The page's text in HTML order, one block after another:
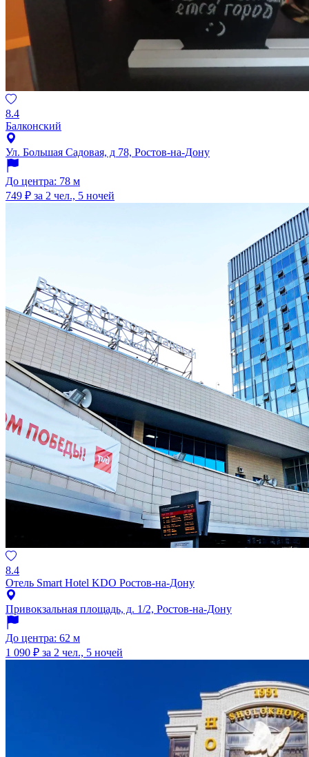
8.4
Балконский
Ул. Большая Садовая, д 78, Ростов-на-Дону
До центра: 78 м
749 ₽ за 2 чел., 5 ночей
8.4
Отель Smart Hotel KDO Ростов-на-Дону
Привокзальная площадь, д. 1/2, Ростов-на-Дону
До центра: 62 м
1 090 ₽ за 2 чел., 5 ночей